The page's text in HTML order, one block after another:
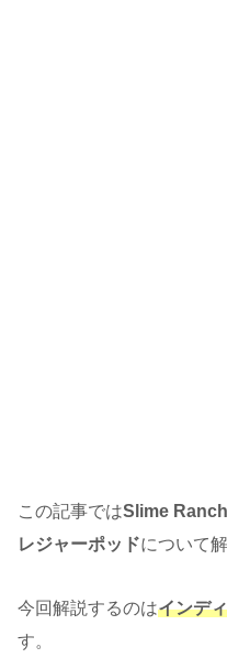
この記事ではSlime
レジャーポッドについて
今回解説するのはインデ
す。